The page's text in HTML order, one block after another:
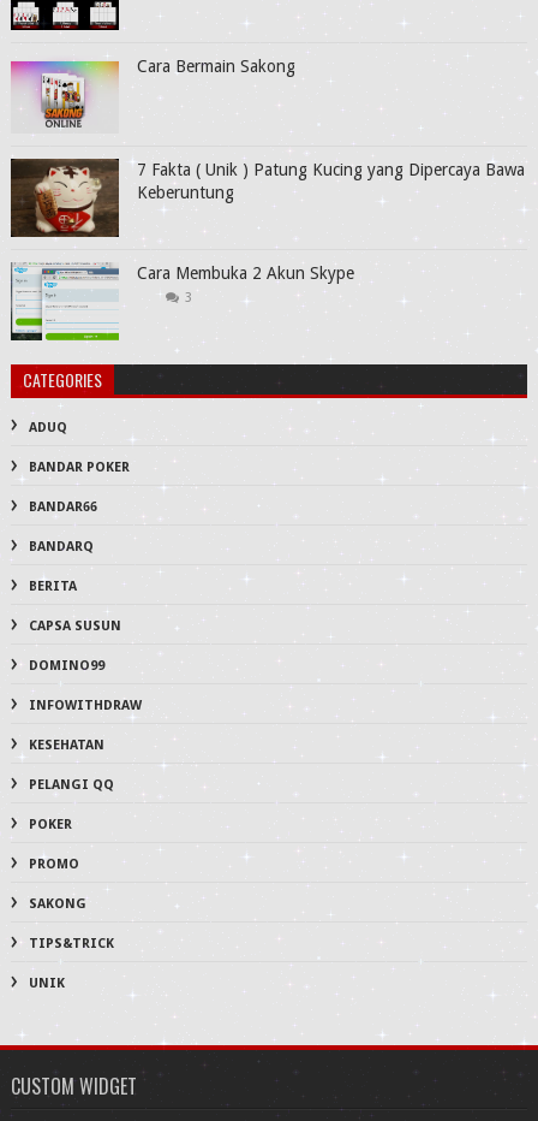
Cara Bermain Sakong
7 Fakta ( Unik ) Patung Kucing yang Dipercaya Bawa
Keberuntung
Cara Membuka 2 Akun Skype
3
CATEGORIES
ADUQ
BANDAR POKER
BANDAR66
BANDARQ
BERITA
CAPSA SUSUN
DOMINO99
INFOWITHDRAW
KESEHATAN
PELANGI QQ
POKER
PROMO
SAKONG
TIPS&TRICK
UNIK
CUSTOM WIDGET